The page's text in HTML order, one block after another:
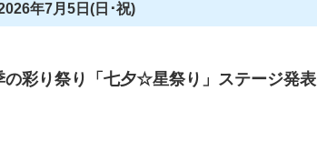
年7月5日(日･祝)
の彩り祭り「七夕☆星祭り」ステージ発表